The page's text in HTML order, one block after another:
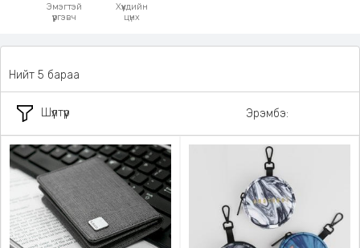
Эмэгтэй
үүргэвч
Хүүхдийн
цүнх
Шүүлтүүр
Нийт 5 бараа
Эрэмбэ: